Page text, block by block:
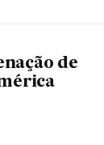
de